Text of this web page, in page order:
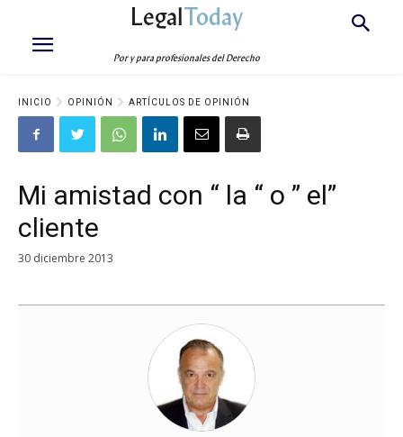
LegalToday
Por y para profesionales del Derecho
INICIO OPINIÓN ARTÍCULOS DE OPINIÓN
Mi amistad con “ la “ o ” el”
cliente
30 diciembre 2013